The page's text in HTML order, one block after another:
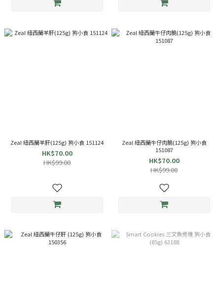
Zeal 紐西蘭羊肝(125g) 狗小食 151124
HK$70.00
HK$99.00
Zeal 紐西蘭牛仔肉脆(125g) 狗小食
151087
HK$70.00
HK$99.00